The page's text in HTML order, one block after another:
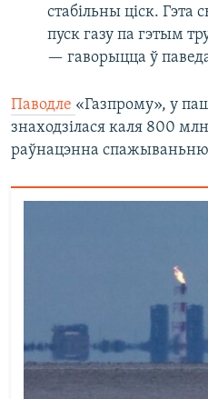
стабільны ціск.
пуск газу па гэтым
— гаворыцца ў
Паводле «Газпрому», у
знаходзілася каля 800
раўнацэнна спажываньню